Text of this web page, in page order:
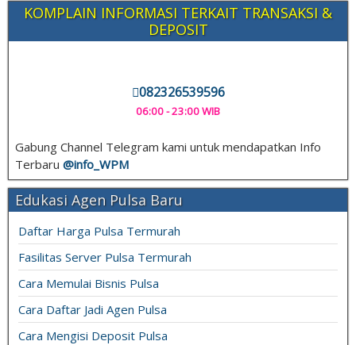
KOMPLAIN INFORMASI TERKAIT TRANSAKSI &
DEPOSIT
082326539596
06:00 - 23:00 WIB
Gabung Channel Telegram kami untuk mendapatkan Info
Terbaru @info_ WPM
Edukasi Agen Pulsa Baru
Daftar Harga Pulsa Termurah
Fasilitas Server Pulsa Termurah
Cara Memulai Bisnis Pulsa
Cara Daftar Jadi Agen Pulsa
Cara Mengisi Deposit Pulsa